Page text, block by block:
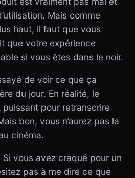
Mais comme
haut, il faut que vous
que votre expérience
si vous êtes dans le noir.
de voir ce que ça
du jour. En réalité, le
pour retranscrire
bon, vous n’aurez pas la
cinéma.
Si vous avez craqué pour un
pas à me dire ce que